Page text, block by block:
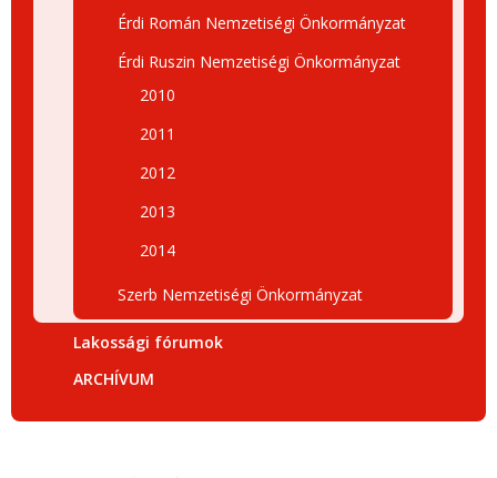
Érdi Román Nemzetiségi Önkormányzat
Érdi Ruszin Nemzetiségi Önkormányzat
2010
2011
2012
2013
2014
Szerb Nemzetiségi Önkormányzat
Lakossági fórumok
ARCHÍVUM